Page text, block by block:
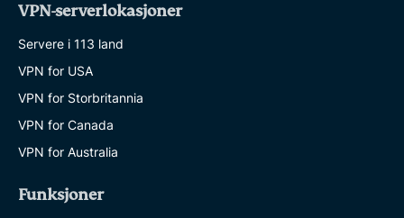
VPN-serverlokasjoner
Servere i 113 land
VPN for USA
VPN for Storbritannia
VPN for Canada
VPN for Australia
Funksjoner